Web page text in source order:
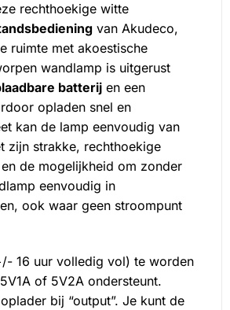
rechthoekige witte
van Akudeco,
ruimte met akoestische
wandlamp is uitgerust
batterijen een
opladen snel en
kan de lamp eenvoudig van
zijn strakke, rechthoekige
de mogelijkheid om zonder
eenvoudig in
ook waar geen stroompunt
16 uur volledig vol) te worden
of 5V2A ondersteunt.
bij “output”. Je kunt de